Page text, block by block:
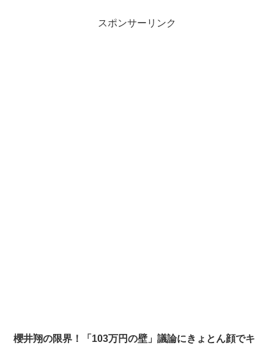
スポンサーリンク
櫻井翔の限界！「103万円の壁」議論にきょとん顔でキ